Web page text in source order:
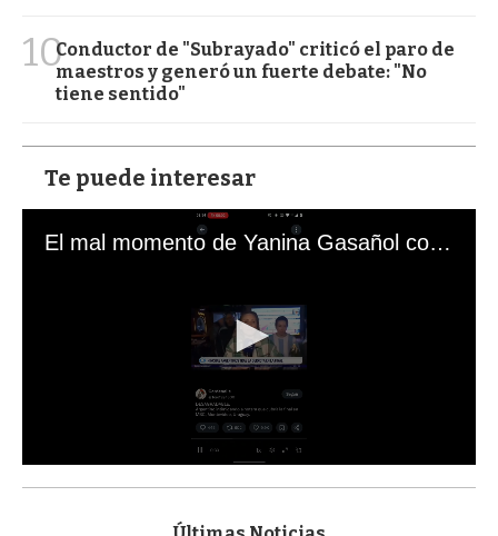
10Conductor de "Subrayado" criticó el paro de
maestros y generó un fuerte debate: "No
tiene sentido"
Te puede interesar
El mal momento de Yanina Gasañol con un hincha argentino en "Subrayado"
s